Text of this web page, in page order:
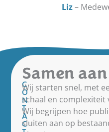
Liz–
C
O
N
T
A
C
Samen
Wij starten snel, met
schaal en
Wij begrijpen hoe
sluiten aan op